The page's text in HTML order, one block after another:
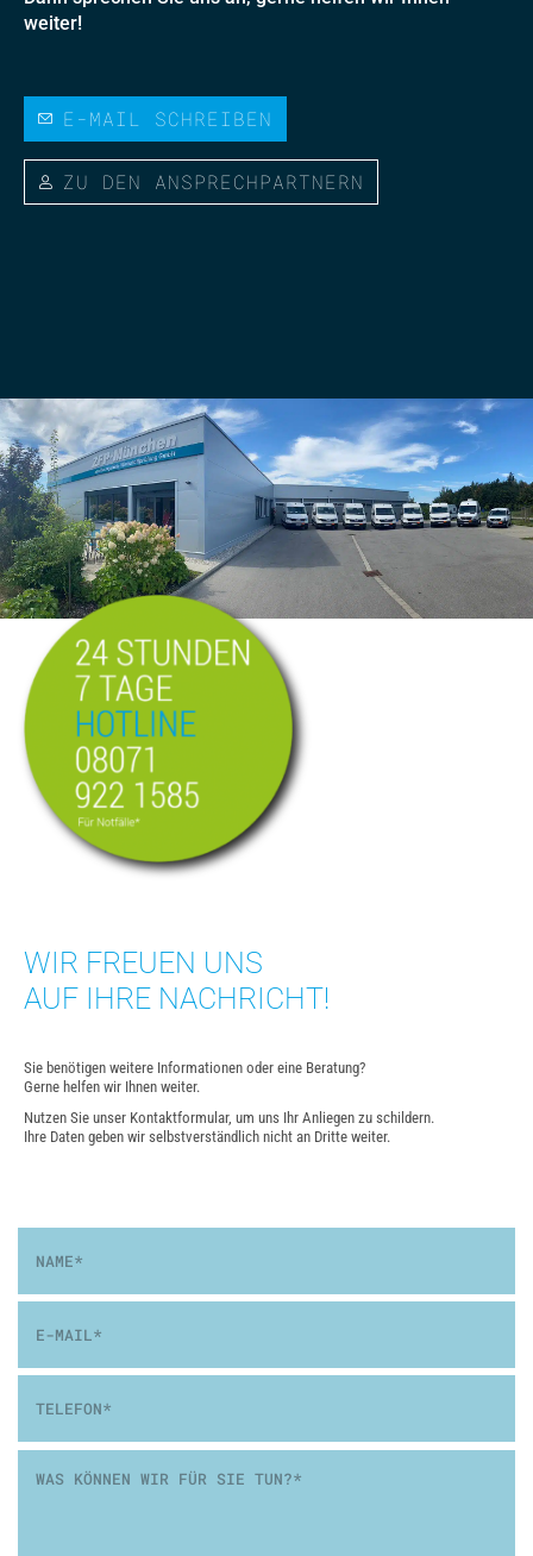
weiter!
E-MAIL SCHREIBEN
ZU DEN ANSPRECHPARTNERN
WIR FREUEN UNS
AUF IHRE NACHRICHT!
Sie benötigen weitere Informationen oder eine Beratung?
Gerne helfen wir Ihnen weiter.
Nutzen Sie unser Kontaktformular, um uns Ihr Anliegen zu schildern.
Ihre Daten geben wir selbstverständlich nicht an Dritte weiter.
Mail *